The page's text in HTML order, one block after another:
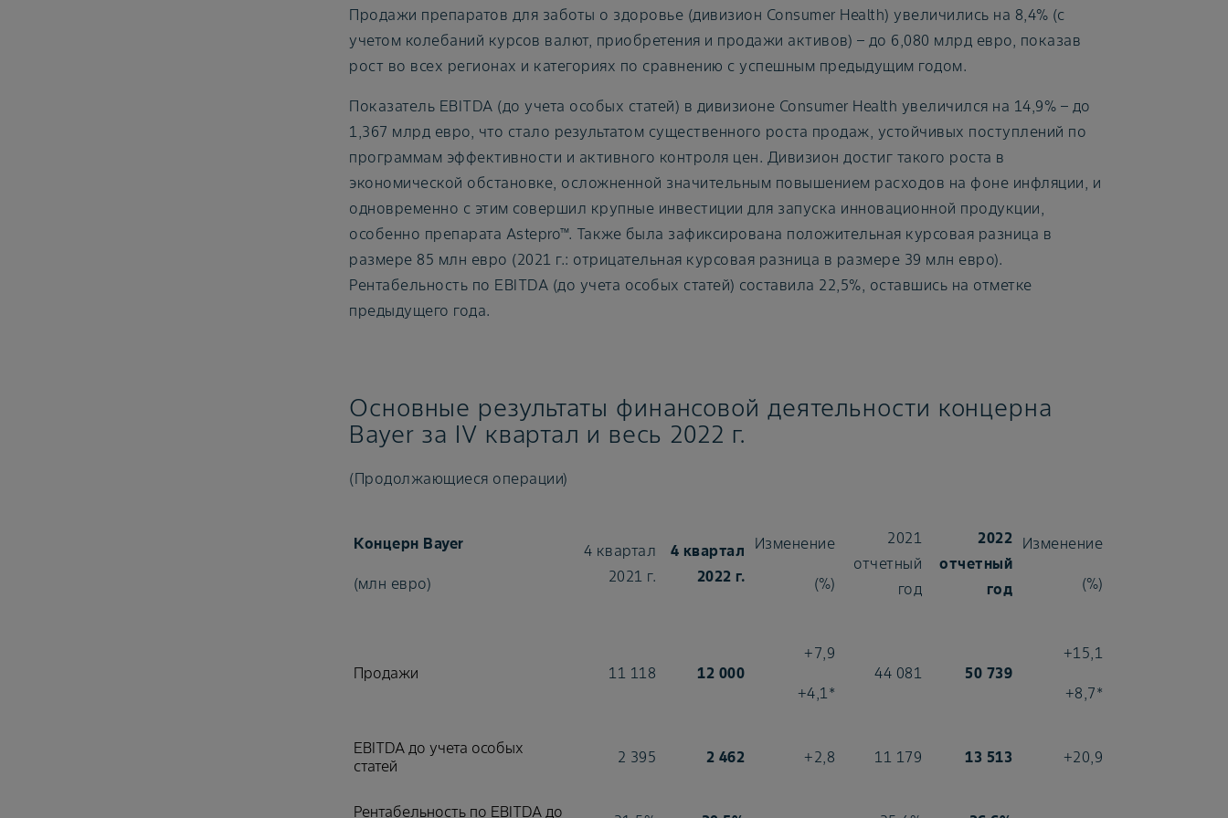
Продажи препаратов для заботы о здоровье (дивизион Consumer Health) увеличились на 8,4% (с
учетом колебаний курсов валют, приобретения и продажи активов) – до 6,080 млрд евро, показав
рост во всех регионах и категориях по сравнению с успешным предыдущим годом.
Показатель EBITDA (до учета особых статей) в дивизионе Consumer Health увеличился на 14,9% – до
1,367 млрд евро, что стало результатом существенного роста продаж, устойчивых поступлений по
программам эффективности и активного контроля цен. Дивизион достиг такого роста в
экономической обстановке, осложненной значительным повышением расходов на фоне инфляции, и
одновременно с этим совершил крупные инвестиции для запуска инновационной продукции,
особенно препарата Astepro™. Также была зафиксирована положительная курсовая разница в
размере 85 млн евро (2021 г.: отрицательная курсовая разница в размере 39 млн евро).
Рентабельность по EBITDA (до учета особых статей) составила 22,5%, оставшись на отметке
предыдущего года.
Основные результаты финансовой деятельности концерна
Bayer за IV квартал и весь 2022 г.
(Продолжающиеся операции)
Концерн Bayer
(млн евро)
4 квартал
2021 г.
4 квартал
2022 г.
Изменение
(%)
2021
отчетный
год
2022
отчетный
год
Изменение
(%)
Продажи 11 118 12 000
+7,9
+4,1*
44 081 50 739
+15,1
+8,7*
EBITDA до учета особых
статей
2 395 2 462 +2,8 11 179 13 513 +20,9
Рентабельность по EBITDA до